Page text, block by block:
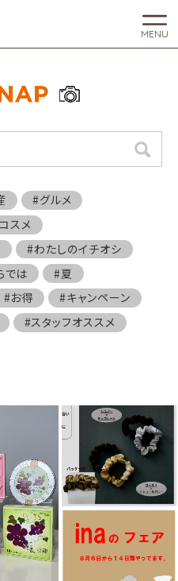
MENU
検索
#グルメ
スメ
#わたしのイチオシ
では
#夏
#お得
#キャンペーン
#スタッフオススメ